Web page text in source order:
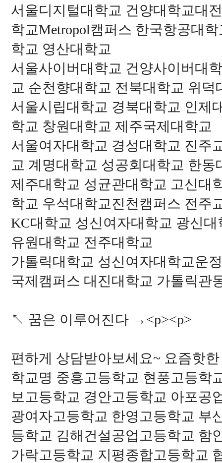
서울디지털대학교 건양대학교대
학교Metropol캠퍼스 한국항공대
학교 영산대학교
서울사이버대학교 건양사이버대
교 순천향대학교 전북대학교 위덕
서울시립대학교 경북대학교 인제
학교 창원대학교 제주국제대학교
서울여자대학교 경성대학교 진주
교 계명대학교 성공회대학교 한동
제주대학교 성균관대학교 고신대
학교 우석대학교진천캠퍼스 전주
KC대학교 성신여자대학교 광신
유원대학교 전주대학교
가톨릭대학교 성신여자대학교운
국제캠퍼스 대진대학교 가톨릭관
↖ 꿈은 이루어진다 →<p><p>
편하게 상담받아보세요~ 요즘핫
학교명 중흥고등학교 현풍고등학
보고등학교 경안고등학교 아포공
광여자고등학교 한영고등학교 부
등학교 김해건설공업고등학교 함
가락고등학교 지평종합고등학교